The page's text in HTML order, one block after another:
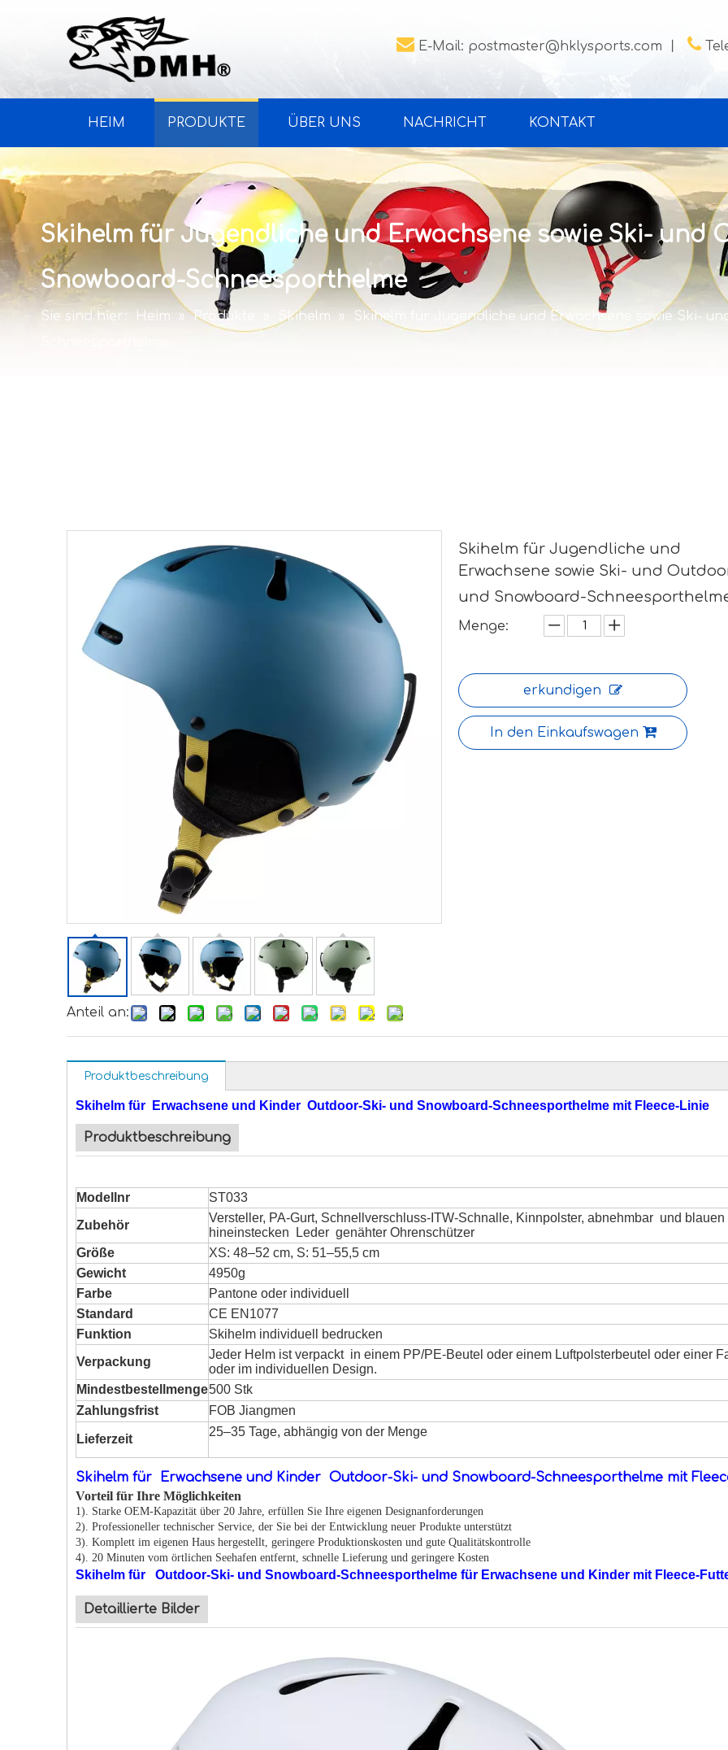
 E-Mail: postmaster@hklysports.com 
HEIM PRODUKTE ÜBER UNS NACHRICHT KONTAKT
Skihelm für Jugendliche und Erwachsene sowie Ski- und
Snowboard-Schneesporthelme
Sie sind hier: Heim » Produkte Skihelm »
Skihelm für Jugendliche und Erwachsene sowie Ski-
Anteil an:
Skihelm für Jugendliche und
Erwachsene sowie Ski- und
und Snowboard-
Menge:
erkundigen
In den Einkaufswagen
Produktbeschreibung
Skihelm für Erwachsene und Kinder Outdoor-Ski- und Snowboard-Schneesporthelme mit Fleece-Linie
Produktbeschreibung
Modellnr
ST033
Zubehör
Versteller, PA-Gurt, Schnellverschluss-ITW-Schnalle, Kinnpolster, abnehmbar und blauen
hineinstecken Leder genähter Ohrenschützer
Größe
XS: 48–52 cm, S: 51–55,5 cm
Gewicht
4950g
Farbe
Pantone oder individuell
Standard
CE EN1077
Funktion
Skihelm individuell bedrucken
Verpackung
Jeder Helm ist verpackt in einem PP/PE-Beutel oder einem Luftpolsterbeutel oder einer
oder im individuellen Design.
Mindestbestellmenge500 Stk
Zahlungsfrist
FOB Jiangmen
Lieferzeit
25–35 Tage, abhängig von der Menge
Skihelm für Erwachsene und Kinder Outdoor-Ski- und Snowboard-Schneesporthelme mit
Vorteil für Ihre Möglichkeiten
1). Starke OEM-Kapazität über 20 Jahre, erfüllen Sie Ihre eigenen Designanforderungen
2). Professioneller technischer Service, der Sie bei der Entwicklung neuer Produkte unterstützt
3). Komplett im eigenen Haus hergestellt, geringere Produktionskosten und gute Qualitätskontrolle
4). 20 Minuten vom örtlichen Seehafen entfernt, schnelle Lieferung und geringere Kosten
Skihelm für Outdoor-Ski- und Snowboard-Schneesporthelme für Erwachsene und Kinder mit Fleece-
Detaillierte Bilder